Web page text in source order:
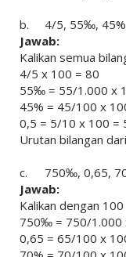
b.
4/5, 55‰,
Jawab:
Kalikan semua
4/5 x 100 = 80
55‰ = 55/1.000 x
45% = 45/100 x
0,5 = 5/10 x 100 =
Urutan bilangan
c.
750‰, 0,65,
Jawab:
Kalikan dengan 100
750‰ = 750/1.000
0,65 = 65/100 x